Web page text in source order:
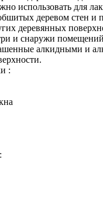
использовать для
деревом стен и
деревянных
и снаружи
алкидными и
: